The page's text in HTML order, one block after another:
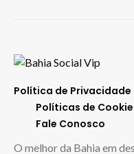
Política de Privacidade
Políticas de
Fale Conosco
O melhor da Bahia em